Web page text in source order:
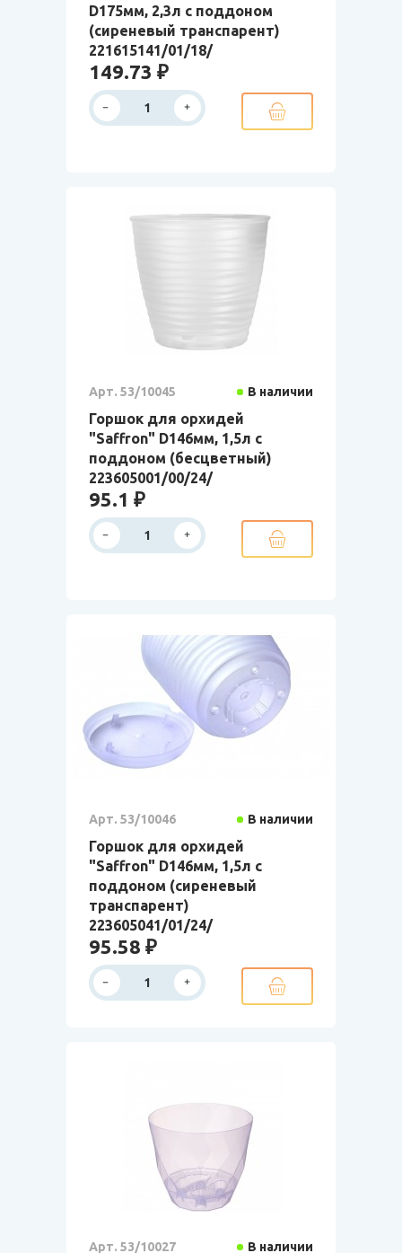
D175мм, 2,3л с поддоном
(сиреневый транспарент)
221615141/01/18/
149.73 ₽
Арт. 53/10045 В наличии
Горшок для орхидей
"Saffron" D146мм, 1,5л с
поддоном (бесцветный)
223605001/00/24/
95.1 ₽
Арт. 53/10046 В наличии
Горшок для орхидей
"Saffron" D146мм, 1,5л с
поддоном (сиреневый
транспарент)
223605041/01/24/
95.58 ₽
Арт. 53/10027 В наличии